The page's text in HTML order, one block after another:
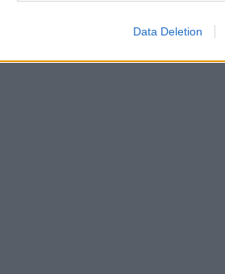
Data Deletion